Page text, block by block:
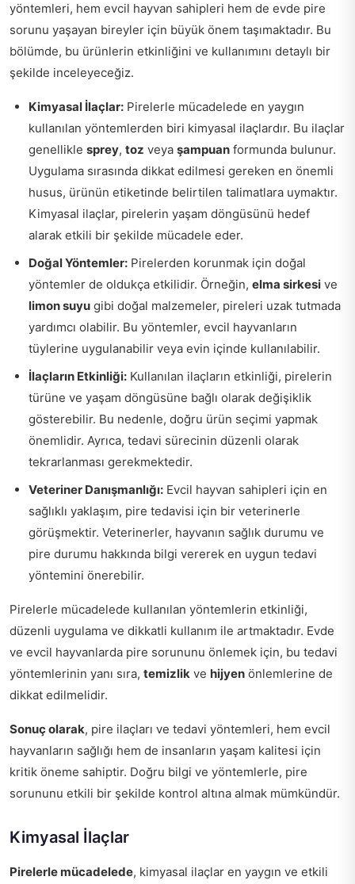
yöntemleri, hem evcil hayvan sahipleri hem de evde pire
sorunu yaşayan bireyler için büyük önem taşımaktadır. Bu
bölümde, bu ürünlerin etkinliğini ve kullanımını detaylı bir
şekilde inceleyeceğiz.
Kimyasal İlaçlar: Pirelerle mücadelede en yaygın
kullanılan yöntemlerden biri kimyasal ilaçlardır. Bu ilaçlar
genellikle sprey, toz veya şampuan formunda bulunur.
Uygulama sırasında dikkat edilmesi gereken en önemli
husus, ürünün etiketinde belirtilen talimatlara uymaktır.
Kimyasal ilaçlar, pirelerin yaşam döngüsünü hedef
alarak etkili bir şekilde mücadele eder.
Doğal Yöntemler: Pirelerden korunmak için doğal
yöntemler de oldukça etkilidir. Örneğin, elma sirkesi ve
limon suyu gibi doğal malzemeler, pireleri uzak tutmada
yardımcı olabilir. Bu yöntemler, evcil hayvanların
tüylerine uygulanabilir veya evin içinde kullanılabilir.
İlaçların Etkinliği: Kullanılan ilaçların etkinliği, pirelerin
türüne ve yaşam döngüsüne bağlı olarak değişiklik
gösterebilir. Bu nedenle, doğru ürün seçimi yapmak
önemlidir. Ayrıca, tedavi sürecinin düzenli olarak
tekrarlanması gerekmektedir.
Veteriner Danışmanlığı: Evcil hayvan sahipleri için en
sağlıklı yaklaşım, pire tedavisi için bir veterinerle
görüşmektir. Veterinerler, hayvanın sağlık durumu ve
pire durumu hakkında bilgi vererek en uygun tedavi
yöntemini önerebilir.
Pirelerle mücadelede kullanılan yöntemlerin etkinliği,
düzenli uygulama ve dikkatli kullanım ile artmaktadır. Evde
ve evcil hayvanlarda pire sorununu önlemek için, bu tedavi
yöntemlerinin yanı sıra, temizlik ve hijyen önlemlerine de
dikkat edilmelidir.
Sonuç olarak, pire ilaçları ve tedavi yöntemleri, hem evcil
hayvanların sağlığı hem de insanların yaşam kalitesi için
kritik öneme sahiptir. Doğru bilgi ve yöntemlerle, pire
sorununu etkili bir şekilde kontrol altına almak mümkündür.
Kimyasal İlaçlar
Pirelerle mücadelede, kimyasal ilaçlar en yaygın ve etkili